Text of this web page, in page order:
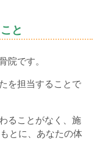
と
院です。
を担当することで
ることがなく、施
とに、あなたの体